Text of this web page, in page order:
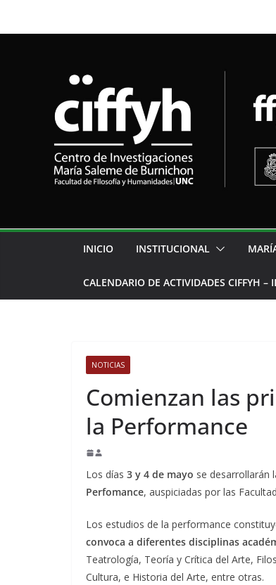
INICIO INSTITUCIONAL
CALENDARIO DE ACTIVIDADES CIFFYH –
NOTICIAS
Comienzan las
la Performance
Los días 3 y 4 de mayo se desarrollarán
Perfomance, auspiciadas por las
Los estudios de la performance
convoca a diferentes disciplinas
Teatrología, Teoría y Crítica del Arte,
Cultura, e Historia del Arte, entre otras.